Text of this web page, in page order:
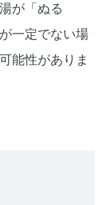
が「ぬる
一定でない場
能性がありま